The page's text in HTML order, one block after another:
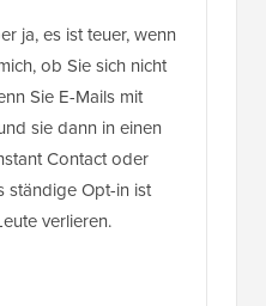
ja, es ist teuer, wenn
ob Sie sich nicht
Sie E-Mails mit
sie dann in einen
Contact oder
ständige Opt-in ist
verlieren.